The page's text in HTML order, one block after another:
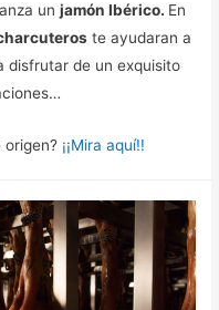
unjamón Ibérico. En
te ayudaran a
disfrutar de un exquisito
origen? ¡¡Mira aquí!!